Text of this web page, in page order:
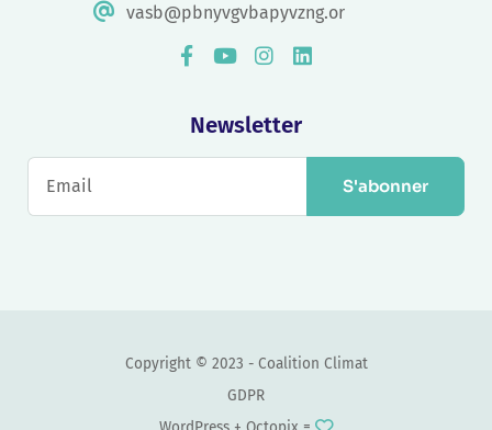
vasb@pbnyvgvbapyvzng.or
Newsletter
S'abonner
Copyright © 2023 - Coalition Climat
GDPR